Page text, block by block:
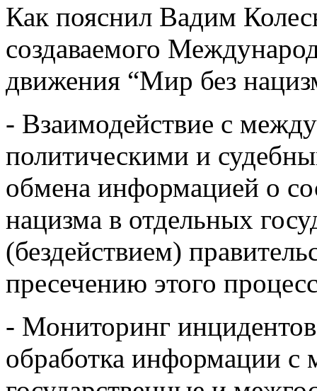
Как пояснил Вадим
создаваемого
движения “Мир без
- Взаимодействие с
политическими и
обмена информацией о
нацизма в отдельных
(бездействием)
пресечению этого
- Мониторинг
обработка информации с